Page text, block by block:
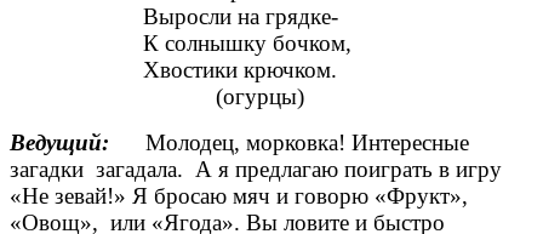
Выросли на грядке-
К солнышку бочком,
Хвостики крючком.
(огурцы)
Ведущий: Молодец, морковка! Интересные
загадки загадала. А я предлагаю поиграть в игру
«Не зевай!» Я бросаю мяч и говорю «Фрукт»,
«Овощ», или «Ягода». Вы ловите и быстро